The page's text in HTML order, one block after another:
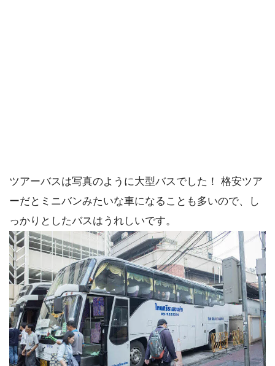
ツアーバスは写真のように大型バスでした！ 格安ツア
ーだとミニバンみたいな車になることも多いので、し
っかりとしたバスはうれしいです。